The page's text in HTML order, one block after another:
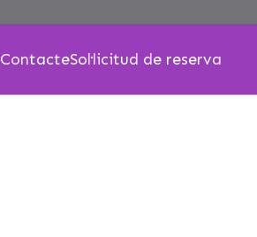
ContacteSol·licitud de reserva